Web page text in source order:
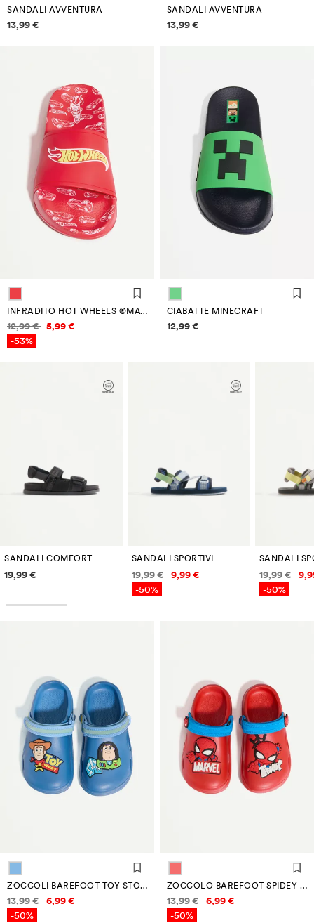
SANDALI AVVENTURA
Informazioni sui prezzi
13,99 €
SANDALI AVVENTURA
Informazioni sui prezzi
13,99 €
INFRADITO HOT WHEELS ®MATTEL
Informazioni sui prezzi
12,99 € 5,99 €
-53%
CIABATTE MINECRAFT
Informazioni sui prezzi
12,99 €
SANDALI COMFORT
Informazioni sui prezzi
19,99 €
SANDALI SPORTIVI
Informazioni sui prezzi
19,99 € 9,99 €
-50%
SANDALI
19,99 €
-50%
ZOCCOLI BAREFOOT TOY STORY ©DISNEY
Informazioni sui prezzi
13,99 € 6,99 €
-50%
ZOCCOLO BAREFOOT SPIDEY ©MARVEL
Informazioni sui prezzi
13,99 € 6,99 €
-50%